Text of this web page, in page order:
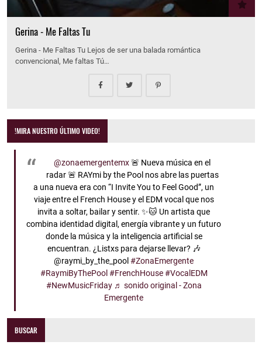
Gerina - Me Faltas Tu
Gerina - Me Faltas Tu Lejos de ser una balada romántica
convencional, Me faltas Tú…
!MIRA NUESTRO ÚLTIMO VIDEO!
@zonaemergentemx🚨 Nueva música en el
radar 🚨 RAYmi by the Pool nos abre las puertas
a una nueva era con “I Invite You to Feel Good”, un
viaje entre el French House y el EDM vocal que nos
invita a soltar, bailar y sentir. ✨🐱 Un artista que
combina identidad digital, energía vibrante y un futuro
donde la música y la inteligencia artificial se
encuentran. ¿Listxs para dejarse llevar? 🎶
@raymi_by_the_pool#ZonaEmergente
#RaymiByThePool #FrenchHouse #VocalEDM
#NewMusicFriday ♬ sonido original - Zona
Emergente
BUSCAR